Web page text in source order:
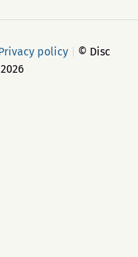
policy
© Disc